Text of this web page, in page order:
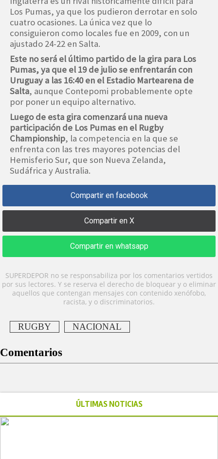
Los Pumas, ya que los pudieron derrotar en solo
cuatro ocasiones. La única vez que lo
consiguieron como locales fue en 2009, con un
ajustado 24-22 en Salta.
Este no será el último partido de la gira para Los
Pumas, ya que el 19 de julio se enfrentarán con
Uruguay a las 16:40 en el Estadio Martearena de
Salta, aunque Contepomi probablemente opte
por poner un equipo alternativo.
Luego de esta gira comenzará una nueva
participación de Los Pumas en el Rugby
Championship, la competencia en la que se
enfrenta con las tres mayores potencias del
Hemisferio Sur, que son Nueva Zelanda,
Sudáfrica y Australia.
Compartir en facebook
Compartir en X
Compartir en whatsapp
SUPERDEPOR no se responsabiliza por los comentarios vertidos
por sus lectores. Y se reserva el derecho de bloquear y o eliminar
aquellos que contengan mensajes con contenido xenófobo,
racista, y o discriminatorios.
RUGBY NACIONAL
Comentarios
ÚLTIMAS NOTICIAS